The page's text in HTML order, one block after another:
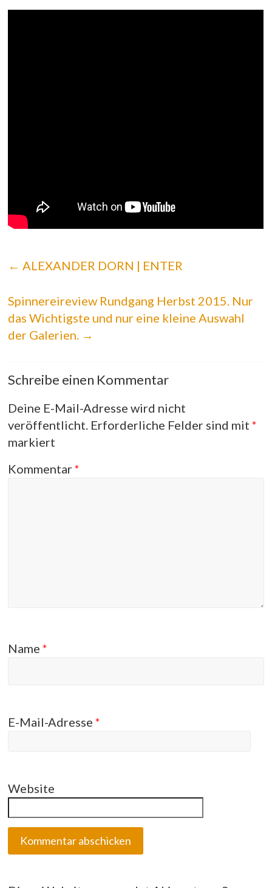
← ALEXANDER DORN | ENTER
Spinnereireview Rundgang Herbst 2015. Nur
das Wichtigste und nur eine kleine Auswahl
der Galerien. →
Schreibe einen Kommentar
Deine E-Mail-Adresse wird nicht
veröffentlicht. Erforderliche Felder sind mit*
markiert
Kommentar*
Name*
E-Mail-Adresse*
Website